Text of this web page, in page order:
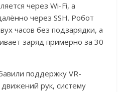
через Wi-Fi, а
через SSH. Робот
часов без подзарядки, а
заряд примерно за 30
поддержку VR-
рук, систему